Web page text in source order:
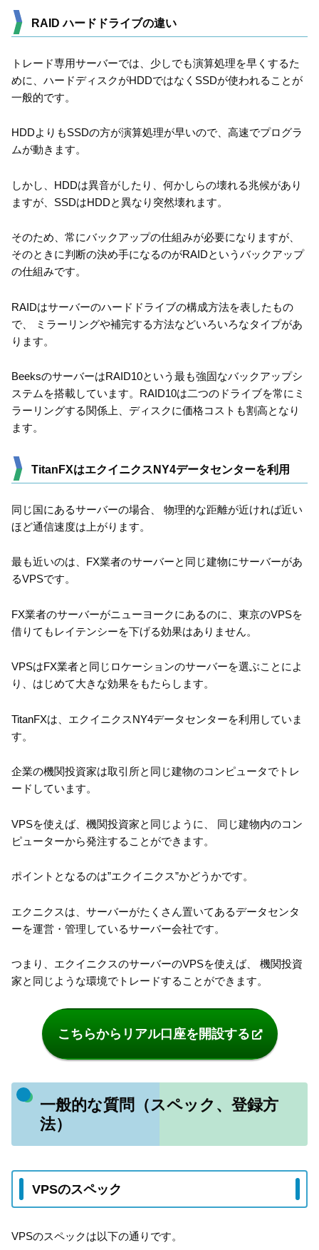
RAID ハードドライブの違い
トレード専用サーバーでは、少しでも演算処理を早くするた
めに、ハードディスクがHDDではなくSSDが使われることが
一般的です。
HDDよりもSSDの方が演算処理が早いので、高速でプログラ
ムが動きます。
しかし、HDDは異音がしたり、何かしらの壊れる兆候があり
ますが、SSDはHDDと異なり突然壊れます。
そのため、常にバックアップの仕組みが必要になりますが、
そのときに判断の決め手になるのがRAIDというバックアップ
の仕組みです。
RAIDはサーバーのハードドライブの構成方法を表したもの
で、 ミラーリングや補完する方法などいろいろなタイプがあ
ります。
BeeksのサーバーはRAID10という最も強固なバックアップシ
ステムを搭載しています。RAID10は二つのドライブを常にミ
ラーリングする関係上、ディスクに価格コストも割高となり
ます。
TitanFXはエクイニクスNY4データセンターを利用
同じ国にあるサーバーの場合、 物理的な距離が近ければ近い
ほど通信速度は上がります。
最も近いのは、FX業者のサーバーと同じ建物にサーバーがあ
るVPSです。
FX業者のサーバーがニューヨークにあるのに、東京のVPSを
借りてもレイテンシーを下げる効果はありません。
VPSはFX業者と同じロケーションのサーバーを選ぶことによ
り、はじめて大きな効果をもたらします。
TitanFXは、エクイニクスNY4データセンターを利用していま
す。
企業の機関投資家は取引所と同じ建物のコンピュータでトレ
ードしています。
VPSを使えば、機関投資家と同じように、 同じ建物内のコン
ピューターから発注することができます。
ポイントとなるのは”エクイニクス”かどうかです。
エクニクスは、サーバーがたくさん置いてあるデータセンタ
ーを運営・管理しているサーバー会社です。
つまり、エクイニクスのサーバーのVPSを使えば、 機関投資
家と同じような環境でトレードすることができます。
こちらからリアル口座を開設する
一般的な質問（スペック、登録方
法）
VPSのスペック
VPSのスペックは以下の通りです。